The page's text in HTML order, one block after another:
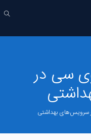
سی در
سرویس‌های بهداشتی